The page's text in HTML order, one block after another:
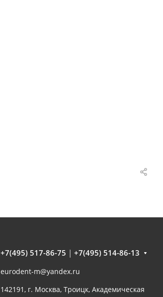
+7(495) 517-86-75 | +7(495) 514-86-13
eurodent-m@yandex.ru
142191, г. Москва, Троицк, Академическая